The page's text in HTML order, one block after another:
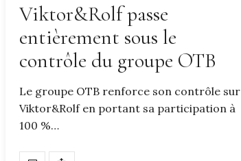
Viktor&Rolf passe
entièrement sous le
contrôle du groupe OTB
Le groupe OTB renforce son contrôle sur
Viktor&Rolf en portant sa participation à
100 %…